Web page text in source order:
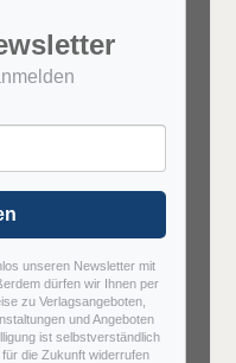
unseren Newsletter mit
dürfen wir Ihnen per
zu Verlagsangeboten,
und Angeboten
ist selbstverständlich
die Zukunft widerrufen